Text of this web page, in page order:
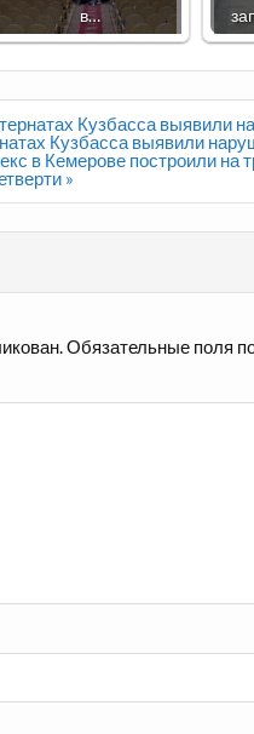
в…
Кузбасса выявили
Кузбасса выявили
в Кемерове построили на
»
Обязательные поля